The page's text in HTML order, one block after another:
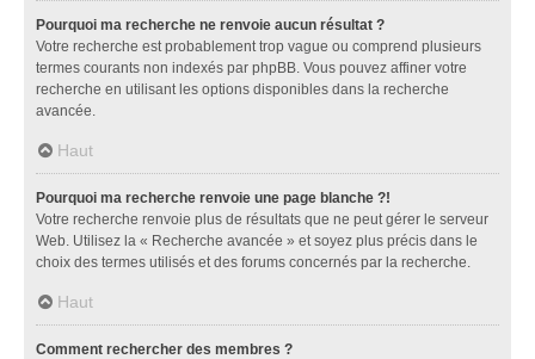
Pourquoi ma recherche ne renvoie aucun résultat ?
Votre recherche est probablement trop vague ou comprend plusieurs
termes courants non indexés par phpBB. Vous pouvez affiner votre
recherche en utilisant les options disponibles dans la recherche
avancée.
Haut
Pourquoi ma recherche renvoie une page blanche ?!
Votre recherche renvoie plus de résultats que ne peut gérer le serveur
Web. Utilisez la « Recherche avancée » et soyez plus précis dans le
choix des termes utilisés et des forums concernés par la recherche.
Haut
Comment rechercher des membres ?